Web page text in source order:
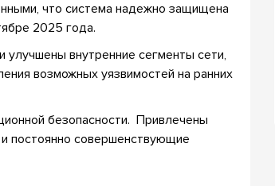
что система надежно защищена
2025 года.
внутренние сегменты сети,
возможных уязвимостей на ранних
безопасности. Привлечены
постоянно совершенствующие